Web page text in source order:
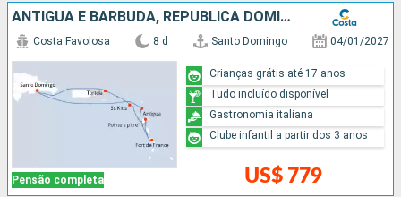
ANTIGUA E BARBUDA, REPUBLICA DOMINICANA
Pensão completa
Costa Favolosa 8 d Santo Domingo 04/01/2027
US$ 779
Crianças grátis até 17 anos
Tudo incluído disponível
Gastronomia italiana
Clube infantil a partir dos 3 anos